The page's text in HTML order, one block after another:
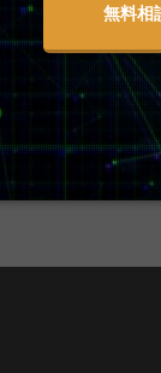
無料相